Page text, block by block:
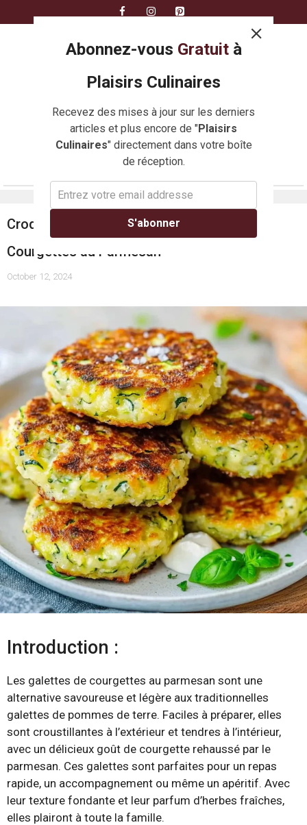
to
Croquantes et Fondantes : Galettes de
Courgettes au Parmesan
October 12, 2024
Introduction :
Les galettes de courgettes au parmesan sont une
alternative savoureuse et légère aux traditionnelles
galettes de pommes de terre. Faciles à préparer, elles
sont croustillantes à l’extérieur et tendres à l’intérieur,
avec un délicieux goût de courgette rehaussé par le
parmesan. Ces galettes sont parfaites pour un repas
rapide, un accompagnement ou même un apéritif. Avec
leur texture fondante et leur parfum d’herbes fraîches,
elles plairont à toute la famille.
Abonnez-vous Gratuit à
Plaisirs Culinaires
Recevez des mises à jour sur les derniers
articles et plus encore de "Plaisirs
Culinaires" directement dans votre boîte
de réception.
S'abonner